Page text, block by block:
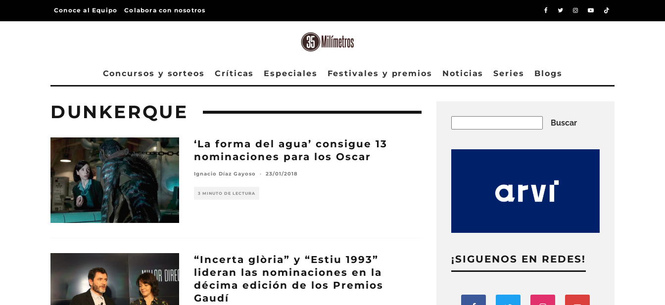
Conoce al Equipo Colabora con nosotros
Concursos y sorteos Críticas Especiales Festivales y premios Noticias Series Blogs
DUNKERQUE
‘La forma del agua’ consigue 13
nominaciones para los Oscar
Ignacio Díaz Gayoso · 23/01/2018
3 MINUTO DE LECTURA
“Incerta glòria” y “Estiu 1993”
lideran las nominaciones en la
décima edición de los Premios
Gaudí
Buscar
¡SIGUENOS EN REDES!